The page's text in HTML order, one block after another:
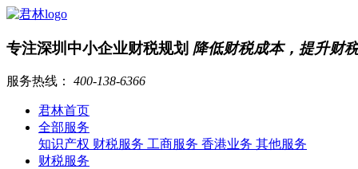
专注深圳中小企业财税规划 降低财税成本，提升财
服务热线： 400-138-6366
君林首页
全部服务
知识产权 财税服务 工商服务 香港业务 其他服务
财税服务